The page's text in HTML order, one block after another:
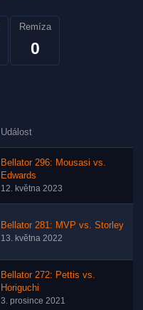
Remíza
0
Událost
Bellator 296: Mousasi vs.
Edwards
12. května 2023
Bellator 281: MVP vs. Storley
13. května 2022
Bellator 272: Pettis vs.
Horiguchi
3. prosince 2021